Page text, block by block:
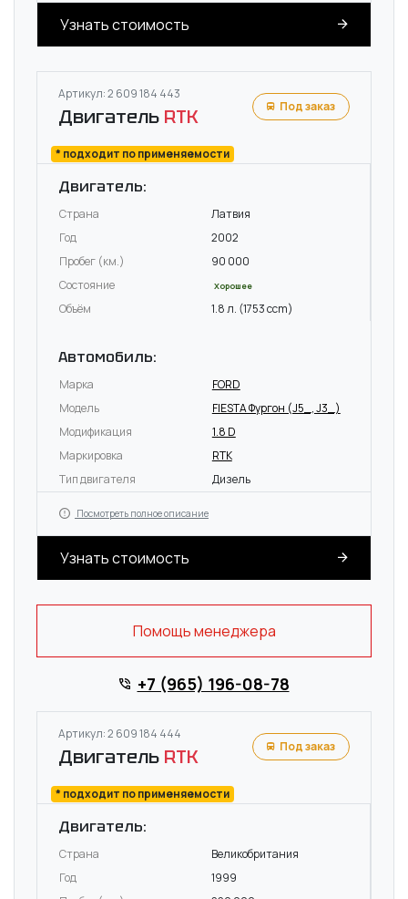
Узнать стоимость
Артикул: 2 609 184 443
Двигатель RTK
* подходит по применяемости
Под заказ
Двигатель:
Страна
Латвия
Год
2002
Пробег (км.)
90 000
Состояние
Хорошее
Объём 1.8 л. (1753 ccm)
Автомобиль:
Марка
FORD
Модель
FIESTA Фургон (J5_, J3_)
Модификация
1.8 D
Маркировка
RTK
Тип двигателя
Дизель
Посмотреть полное описание
Узнать стоимость
Помощь менеджера
+7 (965) 196-08-78
Артикул: 2 609 184 444
Двигатель RTK
* подходит по применяемости
Под заказ
Двигатель:
Страна
Великобритания
Год
1999